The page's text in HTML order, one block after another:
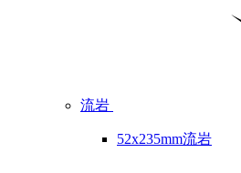
流岩
52x235mm流岩